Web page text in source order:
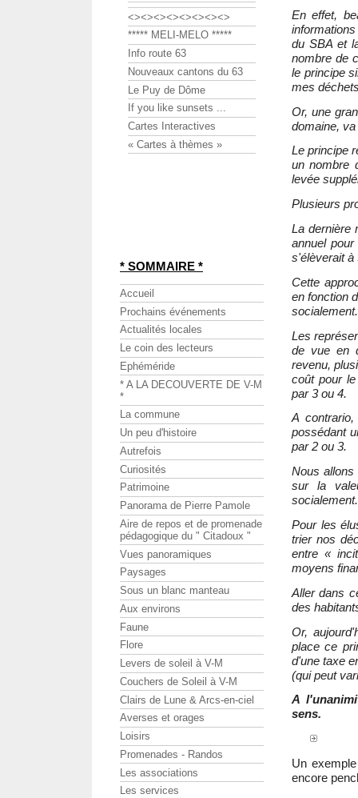
En effet,
du SBA et
nombre de
le principe
mes
Or, une
domaine,
Le principe
un nombre
levée
Plusieurs
La dernière
annuel
s'élèverait à
Cette
en fonction
socialement.
Les
de vue en
revenu,
coût pour
par 3 ou 4.
A
possédant
par 2 ou 3.
Nous allons
sur la
socialement.
Pour les
trier nos
entre «
moyens
Aller dans
des
Or,
place ce
d'une taxe
(qui peut
A
sens.
Un
encore
<><><><><><><><>
***** MELI-MELO *****
Info route 63
Nouveaux cantons du 63
Le Puy de Dôme
If you like sunsets ...
Cartes Interactives
« Cartes à thèmes »
* SOMMAIRE *
Accueil
Prochains événements
Actualités locales
Le coin des lecteurs
Ephéméride
* A LA DECOUVERTE DE V-M
*
La commune
Un peu d'histoire
Autrefois
Curiosités
Patrimoine
Panorama de Pierre Pamole
Aire de repos et de promenade
pédagogique du " Citadoux "
Vues panoramiques
Paysages
Sous un blanc manteau
Aux environs
Faune
Flore
Levers de soleil à V-M
Couchers de Soleil à V-M
Clairs de Lune & Arcs-en-ciel
Averses et orages
Loisirs
Promenades - Randos
Les associations
Les services